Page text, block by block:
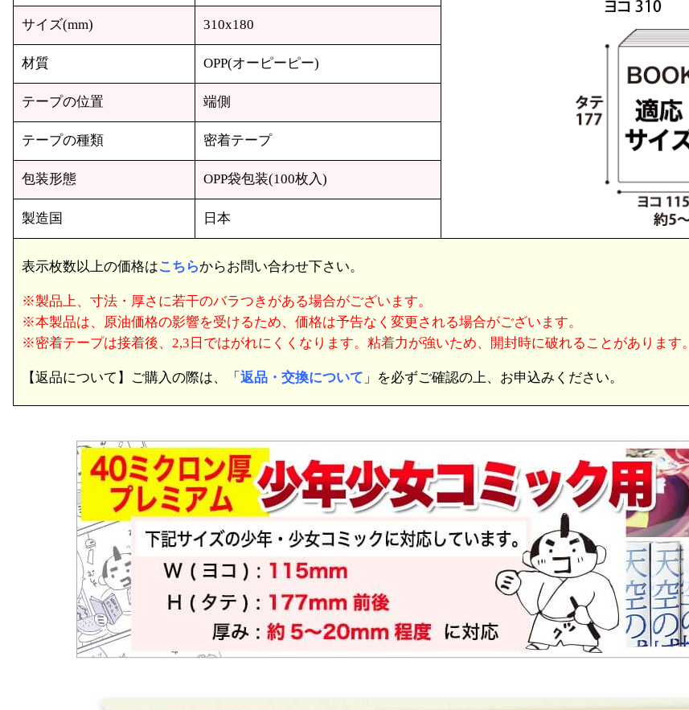
サイズ(mm) 310x180
材質 OPP(オーピーピー)
テープの位置 端側
テープの種類 密着テープ
包装形態 OPP袋包装(100枚入)
製造国 日本
表示枚数以上の価格はこちらからお問い合わせ下さい。
※製品上、寸法・厚さに若干のバラつきがある場合がございます。
※本製品は、原油価格の影響を受けるため、価格は予告なく変更される場合がございます。
※密着テープは接着後、2,3日ではがれにくくなります。粘着力が強いため、開封時に破れることがあります。
【返品について】ご購入の際は、「返品・交換について 」を必ずご確認の上、お申込みください。